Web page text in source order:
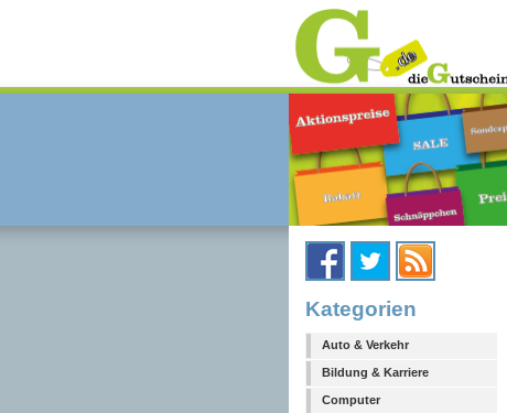
Kategorien
Auto & Verkehr
Bildung & Karriere
Computer